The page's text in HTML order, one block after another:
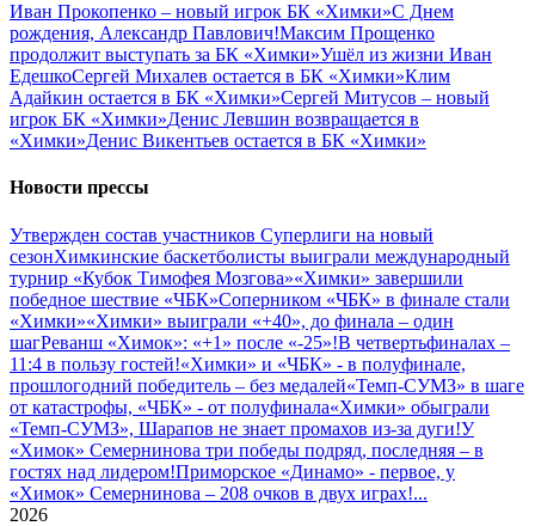
Иван Прокопенко – новый игрок БК «Химки»С Днем
рождения, Александр Павлович!Максим Прощенко
продолжит выступать за БК «Химки»Ушёл из жизни Иван
ЕдешкоСергей Михалев остается в БК «Химки»Клим
Адайкин остается в БК «Химки»Сергей Митусов – новый
игрок БК «Химки»Денис Левшин возвращается в
«Химки»Денис Викентьев остается в БК «Химки»
Новости прессы
Утвержден состав участников Cуперлиги на новый
сезонХимкинские баскетболисты выиграли международный
турнир «Кубок Тимофея Мозгова»«Химки» завершили
победное шествие «ЧБК»Соперником «ЧБК» в финале стали
«Химки»«Химки» выиграли «+40», до финала – один
шагРеванш «Химок»: «+1» после «-25»!В четвертьфиналах –
11:4 в пользу гостей!«Химки» и «ЧБК» - в полуфинале,
прошлогодний победитель – без медалей«Темп-СУМЗ» в шаге
от катастрофы, «ЧБК» - от полуфинала«Химки» обыграли
«Темп-СУМЗ», Шарапов не знает промахов из-за дуги!У
«Химок» Семернинова три победы подряд, последняя – в
гостях над лидером!Приморское «Динамо» - первое, у
«Химок» Семернинова – 208 очков в двух играх!...
2026